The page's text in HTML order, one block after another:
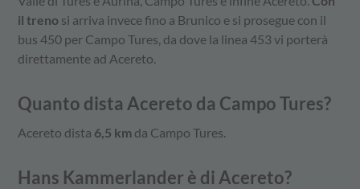
il treno si arriva invece fino a Brunico e si prosegue con il
bus 450 per Campo Tures, da dove la linea 453 vi porterà
direttamente ad Acereto.
Quanto dista Acereto da Campo Tures?
Acereto dista 6,5 km da Campo Tures.
Hans Kammerlander è di Acereto?